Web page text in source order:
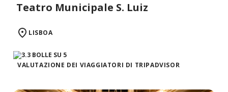
Teatro Municipale S. Luiz
LISBOA
VALUTAZIONE DEI VIAGGIATORI DI TRIPADVISOR